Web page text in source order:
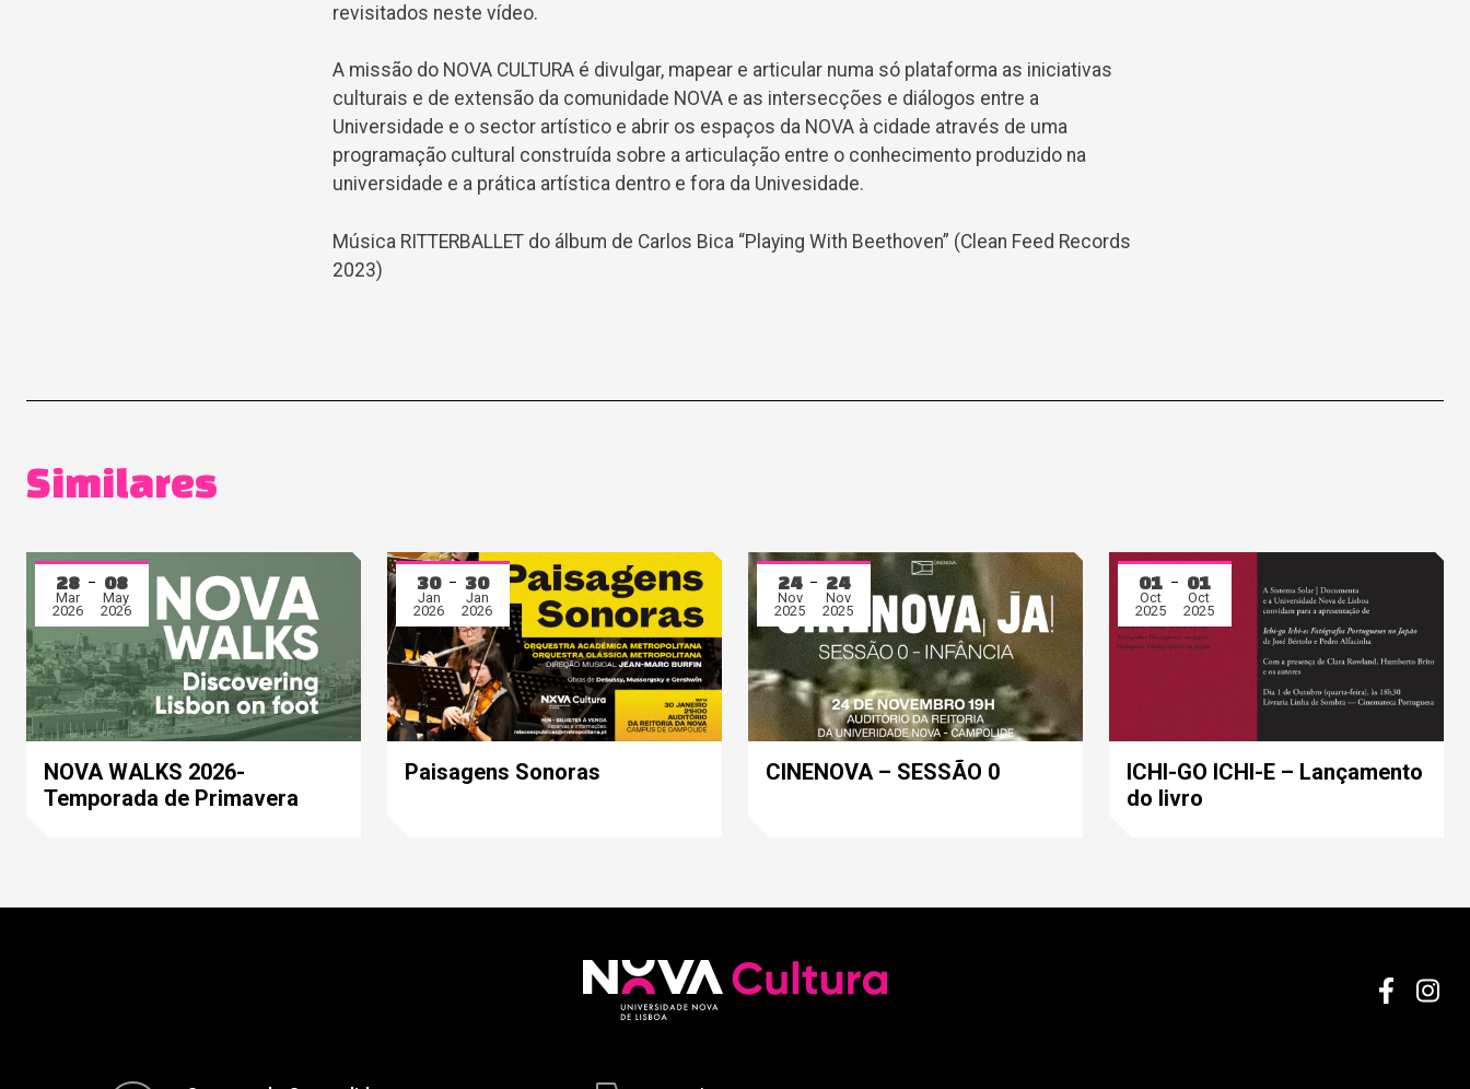
revisitados neste vídeo.
A missão do NOVA CULTURA é divulgar, mapear e articular numa só plataforma as iniciativas
culturais e de extensão da comunidade NOVA e as intersecções e diálogos entre a
Universidade e o sector artístico e abrir os espaços da NOVA à cidade através de uma
programação cultural construída sobre a articulação entre o conhecimento produzido na
universidade e a prática artística dentro e fora da Univesidade.
Música RITTERBALLET do álbum de Carlos Bica “Playing With Beethoven” (Clean Feed Records
2023)
Similares
28
Mar
2026
08
May
2026
NOVA WALKS 2026-
Temporada de Primavera
30
Jan
2026
30
Jan
2026
Paisagens Sonoras
24
Nov
2025
24
Nov
2025
CINENOVA – SESSÃO 0
01
Oct
2025
01
Oct
2025
ICHI-GO ICHI-E – Lançamento
do livro